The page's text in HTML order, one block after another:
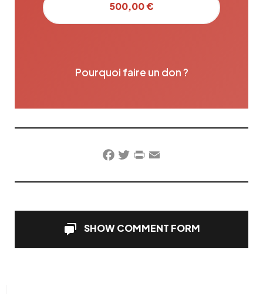
500,00 €
Pourquoi faire un don ?
Facebook
TwitterPrintFriendly
Email
SHOW COMMENT FORM